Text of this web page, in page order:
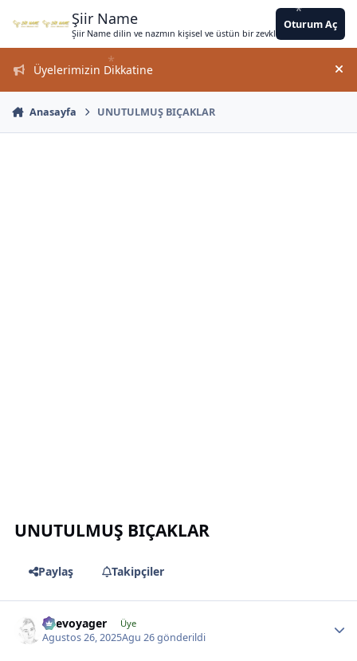
Şiir Name
Şiir Name dilin ve nazmın kişisel ve üstün bir zevkle bir arada
Oturum Aç
Üyelerimizin Dikkatine
Anasayfa UNUTULMUŞ BIÇAKLAR
UNUTULMUŞ BIÇAKLAR
Paylaş Takipçiler
likevoyager Üye
Agustos 26, 2025Agu 26gönderildi
*
*
* *
*
*